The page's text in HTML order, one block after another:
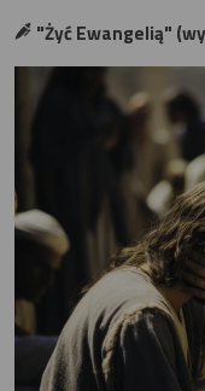
"Żyć Ewangelią"